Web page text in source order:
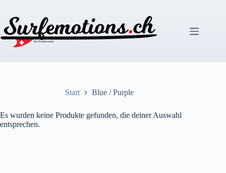
springen
Start Blue / Purple
Es wurden keine Produkte gefunden, die deiner Auswahl
entsprechen.